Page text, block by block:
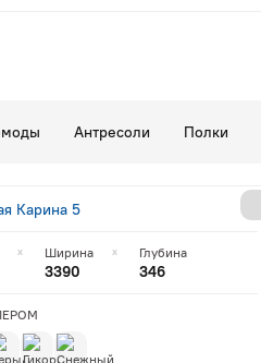
Антресоли Полки
Карина 5
Ширина
3390
Глубина
346